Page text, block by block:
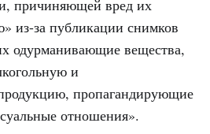
причиняющей вред их
из-за публикации снимков
одурманивающие вещества,
и
пропагандирующие
отношения».